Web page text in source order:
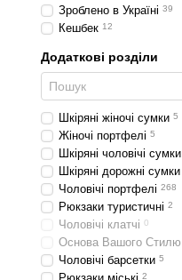
Зроблено в Україні 39
Кешбек 12
Додаткові розділи
Шкіряні жіночі сумки 5
Жіночі портфелі 5
Шкіряні чоловічі сумки
Шкіряні дорожні сумки
Чоловічі портфелі 268
Рюкзаки туристичні 2
Чоловічі клатчі 0
Основа Вашого Стилю
Чоловічі барсетки 5
2